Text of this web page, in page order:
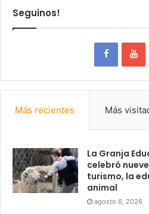
Seguinos!
Más recientes Más
La Granja
celebró
turismo, la
animal
agosto 6, 2026